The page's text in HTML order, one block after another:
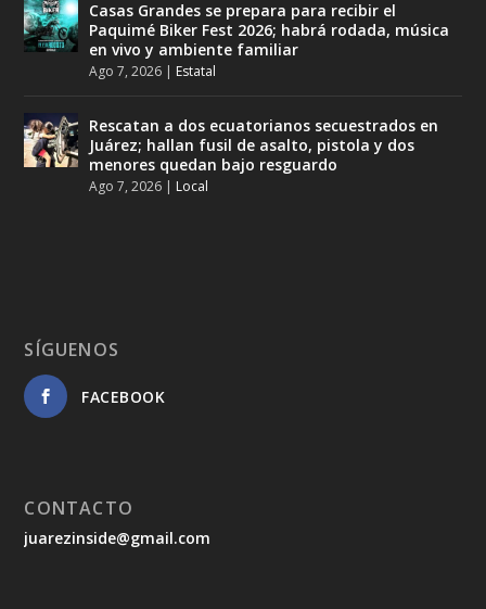
Casas Grandes se prepara para recibir el
Paquimé Biker Fest 2026; habrá rodada, música
en vivo y ambiente familiar
Ago 7, 2026 | Estatal
Rescatan a dos ecuatorianos secuestrados en
Juárez; hallan fusil de asalto, pistola y dos
menores quedan bajo resguardo
Ago 7, 2026 | Local
SÍGUENOS
FACEBOOK
CONTACTO
juarezinside@gmail.com